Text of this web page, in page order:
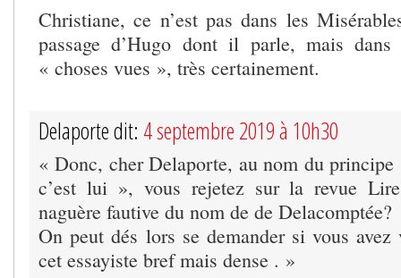
Christiane, ce n’est pas dans les
passage d’Hugo dont il parle, mais
« choses vues », très certainement.
Delaporte dit: 4 septembre 2019 à 10h30
« Donc, cher Delaporte, au nom du principe
c’est lui », vous rejetez sur la revue
naguère fautive du nom de de Delacomptée?
On peut dés lors se demander si vous
cet essayiste bref mais dense . »